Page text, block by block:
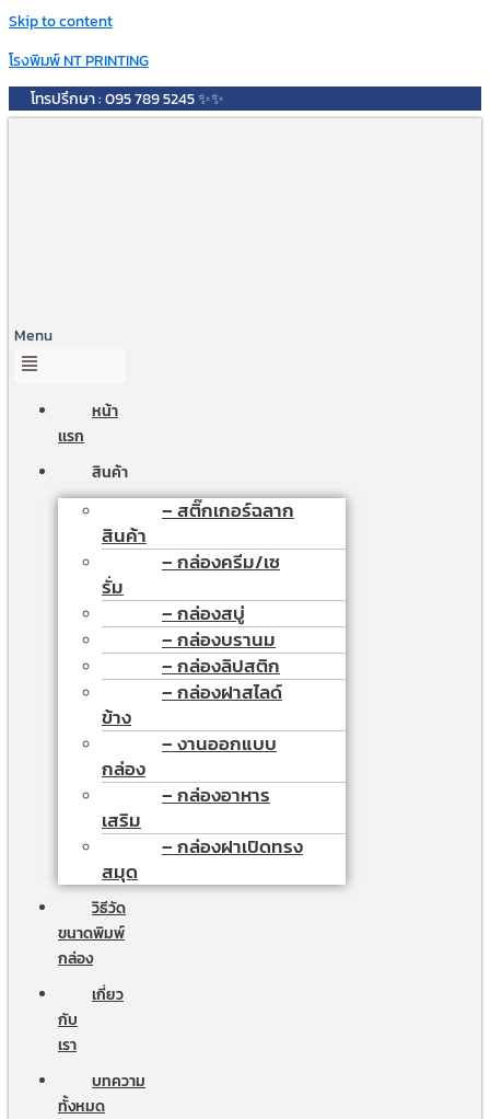
Skip to content
โรงพิมพ์ NT PRINTING
โทรปรึกษา : 095 789 5245 ✨✨
Menu
หน้า
เเรก
สินค้า
– สติ๊กเกอร์ฉลาก
สินค้า
– กล่องครีม/เซ
รั่ม
– กล่องสบู่
– กล่องบรานม
– กล่องลิปสติก
– กล่องฝาสไลด์
ข้าง
– งานออกแบบ
กล่อง
– กล่องอาหาร
เสริม
– กล่องฝาเปิดทรง
สมุด
วิธีวัด
ขนาดพิมพ์
กล่อง
เกี่ยว
กับ
เรา
บทความ
ทั้งหมด